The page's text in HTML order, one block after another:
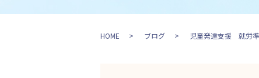
HOME ブログ 児童発達支援 就労